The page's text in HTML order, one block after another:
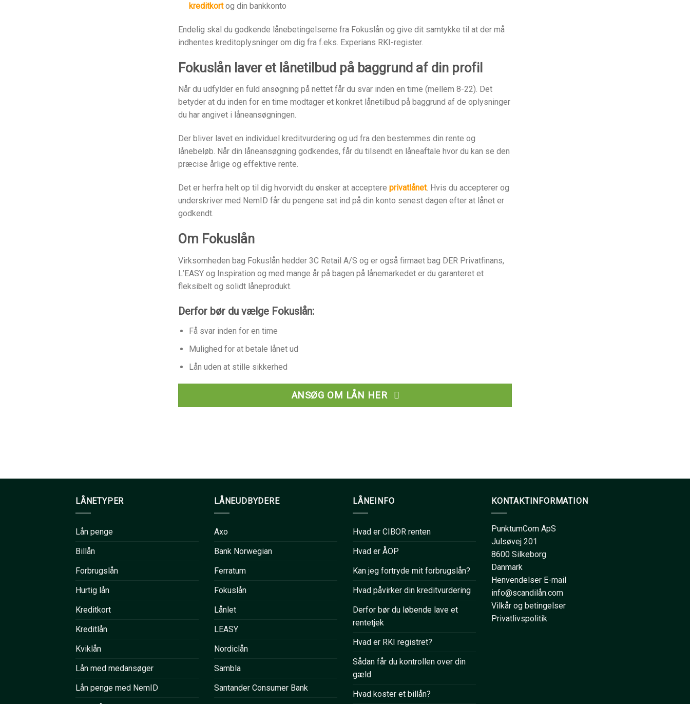
kreditkortog din bankkonto
Endelig skal du godkende lånebetingelserne fra Fokuslån og give dit samtykke til at der må
indhentes kreditoplysninger om dig fra f.eks. Experians RKI-register.
Fokuslån laver et lånetilbud på baggrund af din profil
Når du udfylder en fuld ansøgning på nettet får du svar inden en time (mellem 8-22). Det
betyder at du inden for en time modtager et konkret lånetilbud på baggrund af de oplysninger
du har angivet i låneansøgningen.
Der bliver lavet en individuel kreditvurdering og ud fra den bestemmes din rente og
lånebeløb. Når din låneansøgning godkendes, får du tilsendt en låneaftale hvor du kan se den
præcise årlige og effektive rente.
Det er herfra helt op til dig hvorvidt du ønsker at acceptere privatlånet. Hvis du accepterer og
underskriver med NemID får du pengene sat ind på din konto senest dagen efter at lånet er
godkendt.
Om Fokuslån
Virksomheden bag Fokuslån hedder 3C Retail A/S og er også firmaet bag DER Privatfinans,
L’EASY og Inspiration og med mange år på bagen på lånemarkedet er du garanteret et
fleksibelt og solidt låneprodukt.
Derfor bør du vælge Fokuslån:
Få svar inden for en time
Mulighed for at betale lånet ud
Lån uden at stille sikkerhed
ANSØG OM LÅN HER
LÅNETYPER
Lån penge
Billån
Forbrugslån
Hurtig lån
Kreditkort
Kreditlån
Kviklån
Lån med medansøger
Lån penge med NemID
LÅNEUDBYDERE
Axo
Bank Norwegian
Ferratum
Fokuslån
Lånlet
LEASY
Nordiclån
Sambla
Santander Consumer Bank
LÅNEINFO
Hvad er CIBOR renten
Hvad er ÅOP
Kan jeg fortryde mit forbrugslån?
Hvad påvirker din kreditvurdering
Derfor bør du løbende lave et
rentetjek
Hvad er RKI registret?
Sådan får du kontrollen over din
gæld
Hvad koster et billån?
KONTAKTINFORMATION
PunktumCom ApS
Julsøvej 201
8600 Silkeborg
Danmark
Henvendelser E-mail
info@scandilån.com
Vilkår og betingelser
Privatlivspolitik